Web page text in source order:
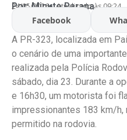
Por:Minuto Parana
24/05/2026 Atualizado às 09:24
Facebook
A PR-323, localizada em
o cenário de uma
realizada pela Polícia
sábado, dia 23. Durante a
e 16h30, um motorista foi
impressionantes 183 km/h,
permitido na rodovia.